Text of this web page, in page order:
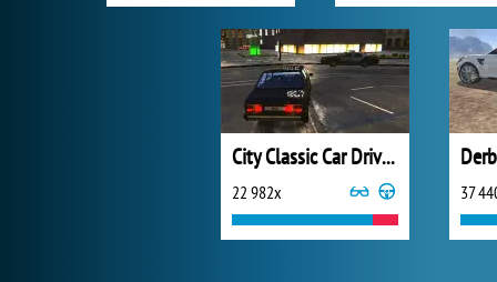
City Classic Car Driving
22 982x 37